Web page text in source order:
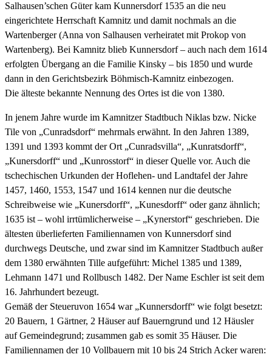
Salhausen’schen Güter kam Kunnersdorf 1535 an die neu
eingerichtete Herrschaft Kamnitz und damit nochmals an die
Wartenberger (Anna von Salhausen verheiratet mit Prokop von
Wartenberg). Bei Kamnitz blieb Kunnersdorf – auch nach dem 1614
erfolgten Übergang an die Familie Kinsky – bis 1850 und wurde
dann in den Gerichtsbezirk Böhmisch-Kamnitz einbezogen.
Die älteste bekannte Nennung des Ortes ist die von 1380.
In jenem Jahre wurde im Kamnitzer Stadtbuch Niklas bzw. Nicke
Tile von „Cunradsdorf“ mehrmals erwähnt. In den Jahren 1389,
1391 und 1393 kommt der Ort „Cunradsvilla“, „Kunratsdorff“,
„Kunersdorff“ und „Kunrosstorf“ in dieser Quelle vor. Auch die
tschechischen Urkunden der Hoflehen- und Landtafel der Jahre
1457, 1460, 1553, 1547 und 1614 kennen nur die deutsche
Schreibweise wie „Kunersdorff“, „Kunesdorff“ oder ganz ähnlich;
1635 ist – wohl irrtümlicherweise – „Kynerstorf“ geschrieben. Die
ältesten überlieferten Familiennamen von Kunnersdorf sind
durchwegs Deutsche, und zwar sind im Kamnitzer Stadtbuch außer
dem 1380 erwähnten Tille aufgeführt: Michel 1385 und 1389,
Lehmann 1471 und Rollbusch 1482. Der Name Eschler ist seit dem
16. Jahrhundert bezeugt.
Gemäß der Steueruvon 1654 war „Kunnersdorff“ wie folgt besetzt:
20 Bauern, 1 Gärtner, 2 Häuser auf Bauerngrund und 12 Häusler
auf Gemeindegrund; zusammen gab es somit 35 Häuser. Die
Familiennamen der 10 Vollbauern mit 10 bis 24 Strich Acker waren: